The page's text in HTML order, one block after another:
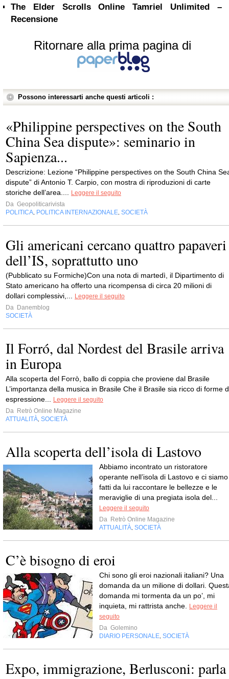
The Elder Scrolls Online Tamriel Unlimited –
Recensione
Ritornare alla prima pagina di
Possono interessarti anche questi articoli :
«Philippine perspectives on the South
China Sea dispute»: seminario in
Sapienza...
Descrizione: Lezione “Philippine perspectives on the South China
dispute” di Antonio T. Carpio, con mostra di riproduzioni di carte
storiche dell’area....
Leggere il seguito
Da Geopoliticarivista
POLITICA POLITICA INTERNAZIONALE SOCIETÀ
Gli americani cercano quattro papaveri
dell’IS, soprattutto uno
(Pubblicato su Formiche)Con una nota di martedì, il Dipartimento di
Stato americano ha offerto una ricompensa di circa 20 milioni di
dollari complessivi,...
Leggere il seguito
Da Danemblog
SOCIETÀ
Il Forró, dal Nordest del Brasile arriva
in Europa
Alla scoperta del Forrò, ballo di coppia che proviene dal Brasile
L’importanza della musica in Brasile Che il Brasile sia ricco di forme
espressione...
Leggere il seguito
Da Retrò Online Magazine
ATTUALITÀ SOCIETÀ
Alla scoperta dell’isola di Lastovo
Abbiamo incontrato un ristoratore
operante nell’isola di Lastovo e ci siamo
fatti da lui raccontare le bellezze e le
meraviglie di una pregiata isola del...
Leggere il seguito
Da Retrò Online Magazine
ATTUALITÀ SOCIETÀ
C’è bisogno di eroi
Chi sono gli eroi nazionali italiani? Una
domanda da un milione di dollari.
domanda mi tormenta da un po’, mi
inquieta, mi rattrista anche.
Leggere il
seguito
Da Golemino
DIARIO PERSONALE SOCIETÀ
Expo, immigrazione, Berlusconi: parla